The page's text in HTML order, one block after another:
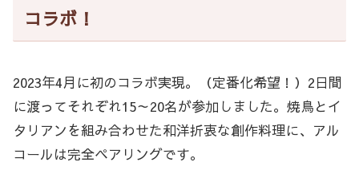
コラボ！
2023年4月に初のコラボ実現。（定番化希望！）2日間
に渡ってそれぞれ15～20名が参加しました。焼鳥とイ
タリアンを組み合わせた和洋折衷な創作料理に、アル
コールは完全ペアリングです。